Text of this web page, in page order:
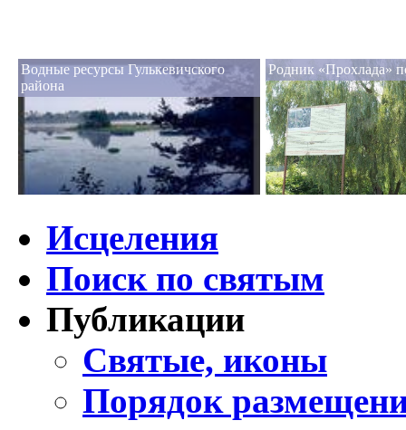
Водные ресурсы Гулькевичского
района
Родник «Прохлада»
Исцеления
Поиск по святым
Публикации
Святые, иконы
Порядок